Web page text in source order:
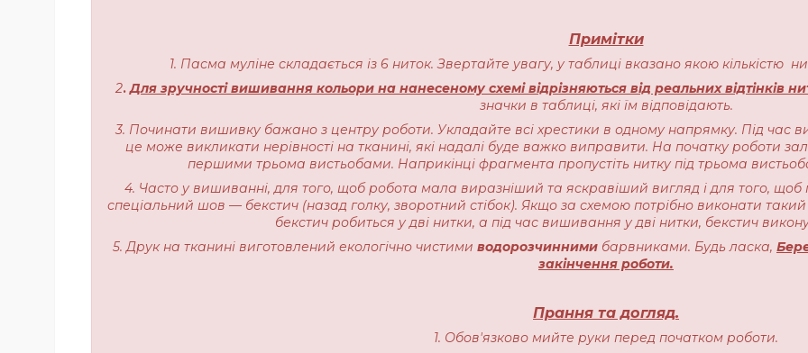
Примітки
1. Пасма муліне складається із 6 ниток. Звертайте увагу, у таблиці вказано якою кількістю
2.Для зручності вишивання кольори на нанесеному схемі відрізняються від реальних відтінків
значки в таблиці, які їм відповідають.
3. Починати вишивку бажано з центру роботи. Укладайте всі хрестики в одному напрямку. Під час
це може викликати нерівності на тканині, які надалі буде важко виправити. На початку роботи
першими трьома вистьобами. Наприкінці фрагмента пропустіть нитку під трьома
4. Часто у вишиванні, для того, щоб робота мала виразніший та яскравіший вигляд і для того, щоб
спеціальний шов — бекстич (назад голку, зворотний стібок). Якщо за схемою потрібно виконати
бекстич робиться у дві нитки, а під час вишивання у дві нитки, бекстич
5. Друк на тканині виготовлений екологічно чистими водорозчинними барвниками. Будь ласка,
закінчення роботи.
Прання та догляд.
1. Обов'язково мийте руки перед початком роботи.